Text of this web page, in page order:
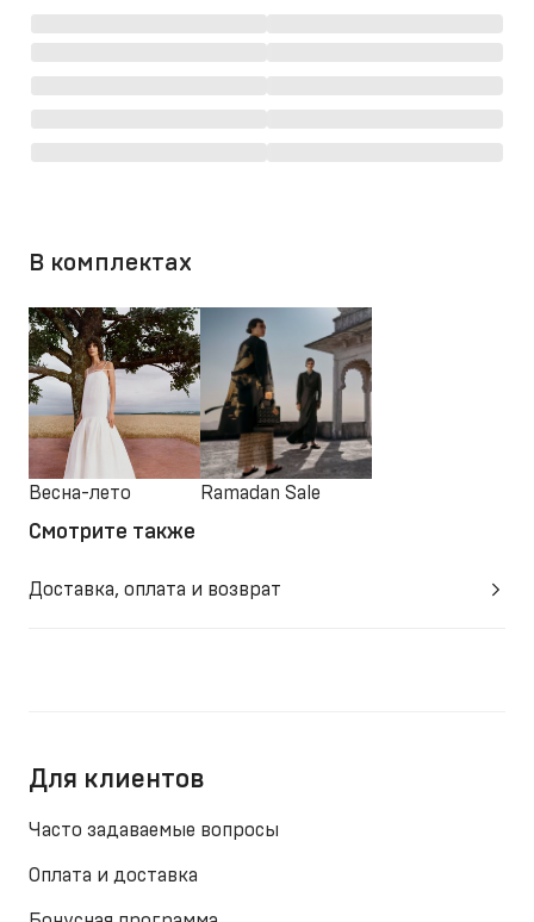
В комплектах
Весна-лето Ramadan Sale
Смотрите также
Доставка, оплата и возврат
Для клиентов
Часто задаваемые вопросы
Оплата и доставка